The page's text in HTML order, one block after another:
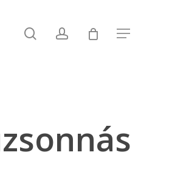
searchaccount Menu